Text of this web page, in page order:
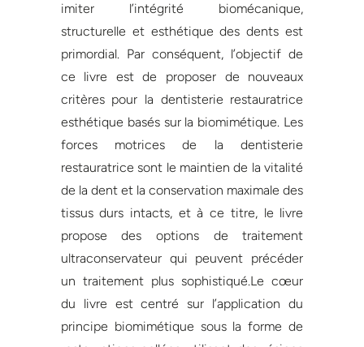
imiter l’intégrité biomécanique,
structurelle et esthétique des dents est
primordial. Par conséquent, l’objectif de
ce livre est de proposer de nouveaux
critères pour la dentisterie restauratrice
esthétique basés sur la biomimétique. Les
forces motrices de la dentisterie
restauratrice sont le maintien de la vitalité
de la dent et la conservation maximale des
tissus durs intacts, et à ce titre, le livre
propose des options de traitement
ultraconservateur qui peuvent précéder
un traitement plus sophistiqué.Le cœur
du livre est centré sur l’application du
principe biomimétique sous la forme de